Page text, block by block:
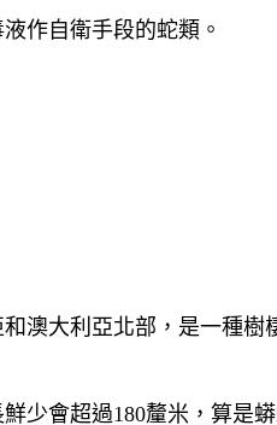
作自衛手段的蛇類。
澳大利亞北部，是一種樹
少會超過180釐米，算是